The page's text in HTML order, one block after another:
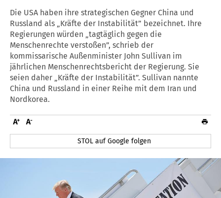
Die USA haben ihre strategischen Gegner China und
Russland als „Kräfte der Instabilität” bezeichnet. Ihre
Regierungen würden „tagtäglich gegen die
Menschenrechte verstoßen”, schrieb der
kommissarische Außenminister John Sullivan im
jährlichen Menschenrechtsbericht der Regierung. Sie
seien daher „Kräfte der Instabilität”. Sullivan nannte
China und Russland in einer Reihe mit dem Iran und
Nordkorea.
STOL auf Google folgen